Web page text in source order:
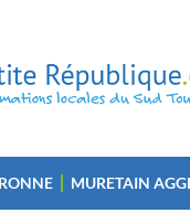
MURETAIN